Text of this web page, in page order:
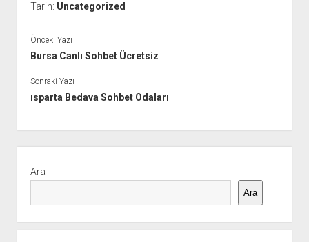
Tarih: Uncategorized
Önceki Yazı
Bursa Canlı Sohbet Ücretsiz
Sonraki Yazı
ısparta Bedava Sohbet Odaları
Menü
Ara
Ara